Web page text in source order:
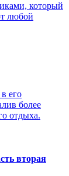
который
любой
его
более
отдыха.
вторая